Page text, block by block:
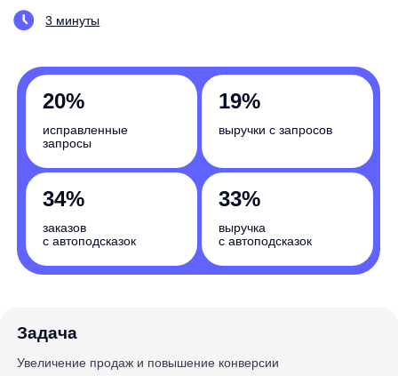
20%
34%
с автоподсказок
33%
с автоподсказок
Задача
Увеличение продаж и повышение конверсии
вашего интернет-магазина? Запишитесь
сервис будет работать на вашем сайте.